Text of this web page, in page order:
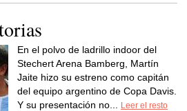
En el polvo de ladrillo indoor del
Stechert Arena Bamberg, Martín
Jaite hizo su estreno como capitán
del equipo argentino de Copa Davis.
Y su presentación no...
Leer el resto